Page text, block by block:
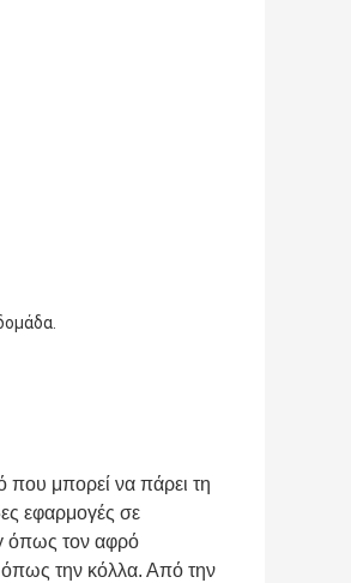
που μπορεί να πάρει τη
εφαρμογές σε
όπως τον αφρό
όπως την κόλλα. Από την